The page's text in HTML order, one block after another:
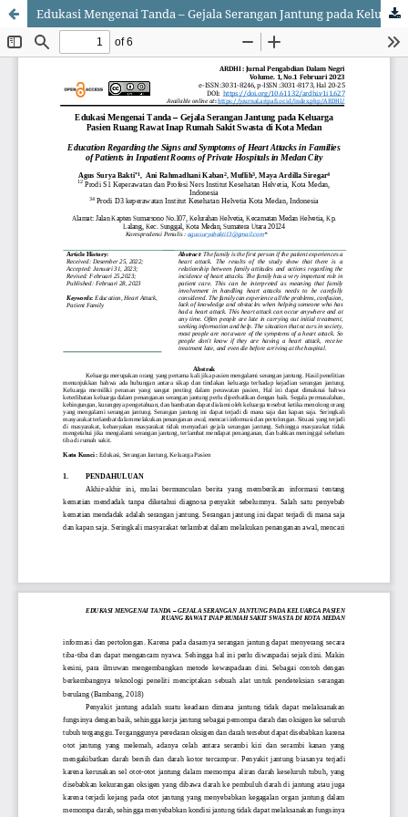
Edukasi Mengenai Tanda – Gejala Serangan Jantung pada Keluarga Pasien Ruang Rawat Inap Rumah Sakit Swasta di Kota Medan